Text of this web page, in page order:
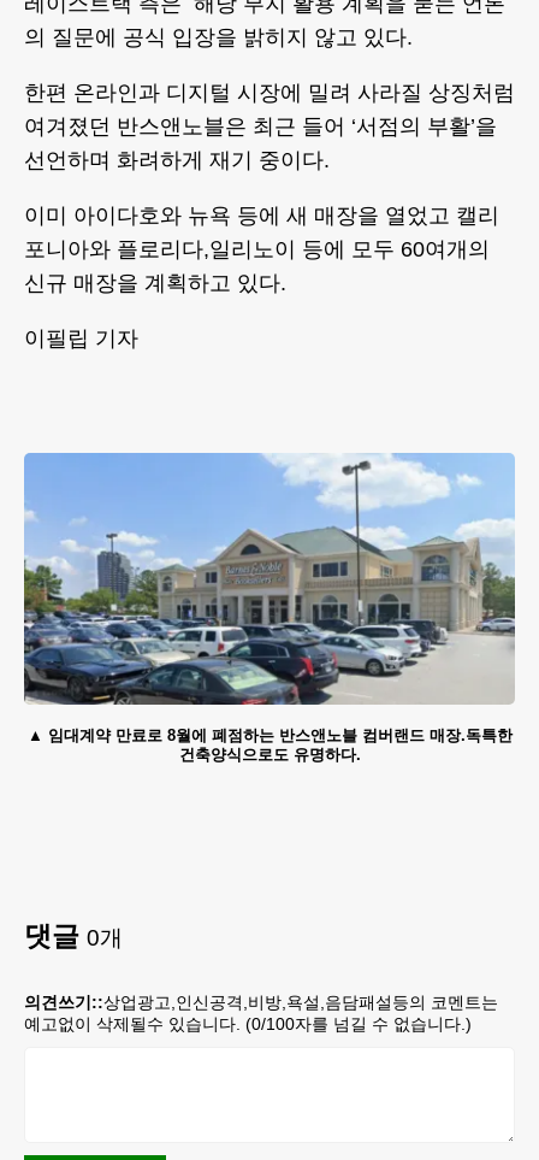
의 질문에 공식 입장을 밝히지 않고 있다.
한편 온라인과 디지털 시장에 밀려 사라질 상징처럼
여겨졌던 반스앤노블은 최근 들어 ‘서점의 부활’을
선언하며 화려하게 재기 중이다.
이미 아이다호와 뉴욕 등에 새 매장을 열었고 캘리
포니아와 플로리다,일리노이 등에 모두 60여개의
신규 매장을 계획하고 있다.
이필립 기자
임대계약 만료로 8월에 폐점하는 반스앤노블 컴버랜드 매장.독특한
건축양식으로도 유명하다.
댓글 0개
의견쓰기::상업광고,인신공격,비방,욕설,음담패설등의 코멘트는
예고없이 삭제될수 있습니다. (0/100자를 넘길 수 없습니다.)